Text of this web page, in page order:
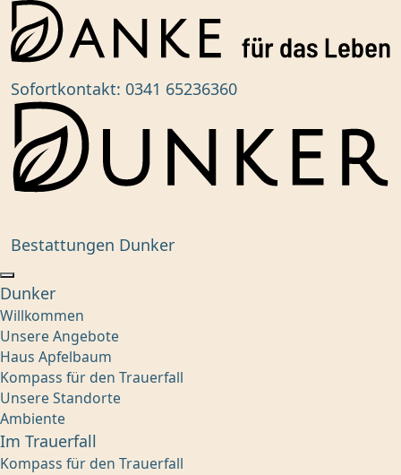
Sofortkontakt: 0341 65236360
Bestattungen Dunker
Dunker
Willkommen
Unsere Angebote
Haus Apfelbaum
Kompass für den Trauerfall
Unsere Standorte
Ambiente
Im Trauerfall
Kompass für den Trauerfall